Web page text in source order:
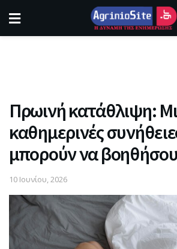
Πρωινή κατάθλιψη:
καθημερινές
μπορούν να
10 Ιουνίου, 2026